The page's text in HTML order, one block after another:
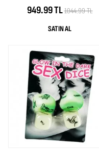
949.99 TL1044.99 TL